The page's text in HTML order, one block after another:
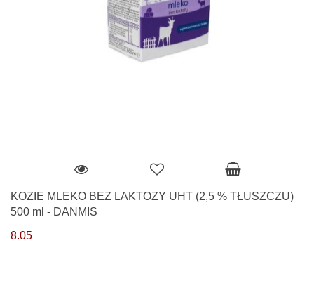
KOZIE MLEKO BEZ LAKTOZY UHT (2,5 % TŁUSZCZU)
500 ml - DANMIS
8.05